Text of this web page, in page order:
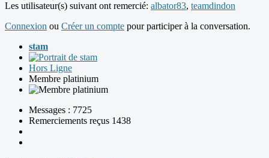
Les utilisateur(s) suivant ont remercié: albator83, teamdindon
Connexion ou Créer un compte pour participer à la conversation.
stam
Hors Ligne
Membre platinium
Messages : 7725
Remerciements reçus 1438